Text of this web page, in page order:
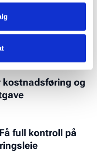
kostnadsføring og
full kontroll på